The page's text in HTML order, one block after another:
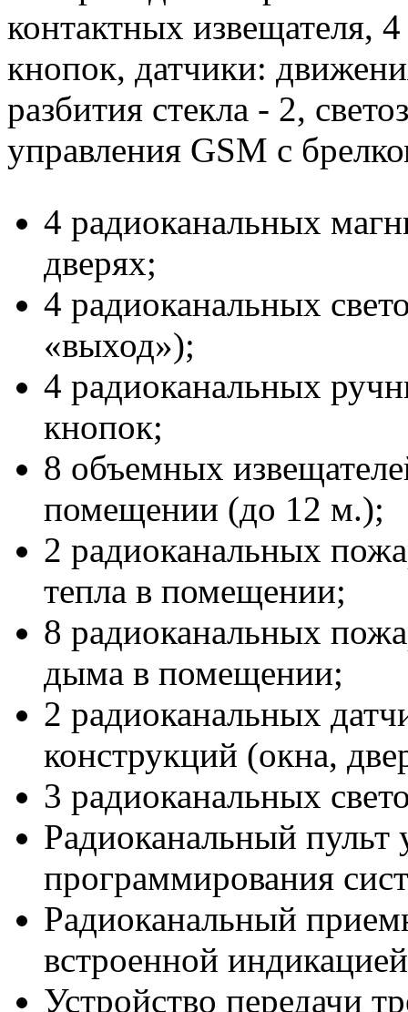
контактных извещателя,
кнопок, датчики:
разбития стекла - 2,
управления GSM с
4 радиоканальных
дверях;
4 радиоканальных
«выход»);
4 радиоканальных
кнопок;
8 объемных
помещении (до 12 м.);
2 радиоканальных
тепла в помещении;
8 радиоканальных
дыма в помещении;
2 радиоканальных
конструкций (окна,
3 радиоканальных
Радиоканальный пульт
программирования
Радиоканальный
встроенной
Устройство передачи